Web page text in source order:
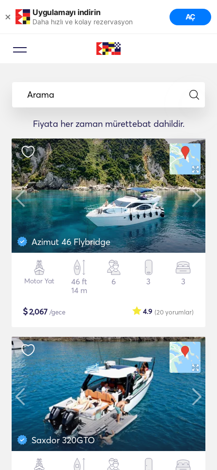
× Uygulamayı indirin
Daha hızlı ve kolay rezervasyon AÇ
Arama
Fiyata her zaman mürettebat dahildir.
Azimut 46 Flybridge
Motor Yat
46 ft
14 m
6 3 3
$2,067 /gece (20yorumlar)
4.9
Saxdor 320GTO